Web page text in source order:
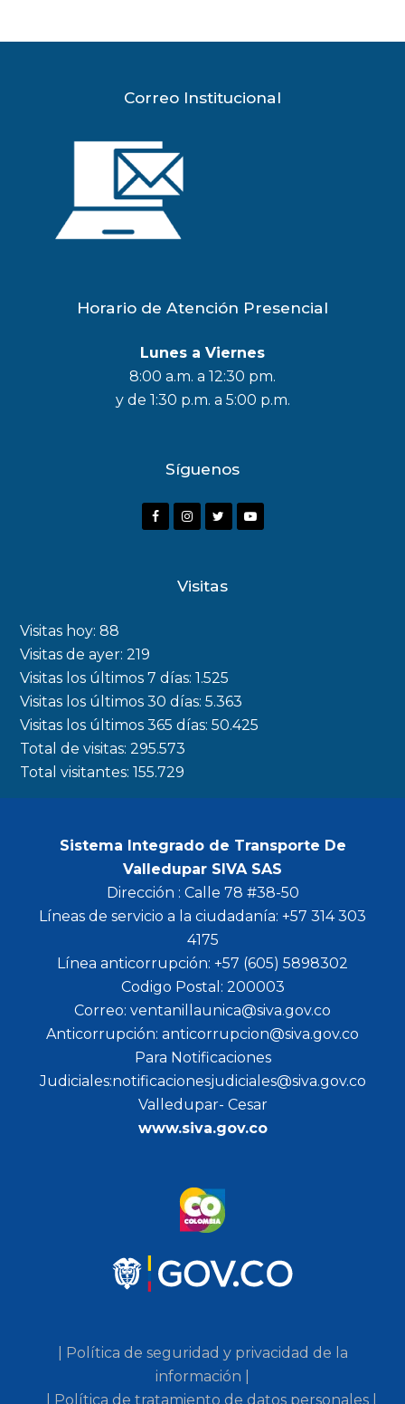
Correo Institucional
Horario de Atención Presencial
Lunes a Viernes
8:00 a.m. a 12:30 pm.
y de 1:30 p.m. a 5:00 p.m.
Síguenos
F
o
k
I
a
m
r
Y
Visitas
Visitas hoy:88
Visitas de ayer:219
Visitas los últimos 7 días:1.525
Visitas los últimos 30 días:5.363
Visitas los últimos 365 días:50.425
Total de visitas:295.573
Total visitantes:155.729
Sistema Integrado de Transporte De
Valledupar SIVA SAS
Dirección : Calle 78 #38-50
Líneas de servicio a la ciudadanía: +57 314 303
4175
Línea anticorrupción: +57 (605) 5898302
Codigo Postal: 200003
Correo: ventanillaunica@siva.gov.co
Anticorrupción: anticorrupcion@siva.gov.co
Para Notificaciones
Judiciales:notificacionesjudiciales@siva.gov.co
Valledupar- Cesar
www.siva.gov.co
| Política de seguridad y privacidad de la
información |
| Política de tratamiento de datos personales |